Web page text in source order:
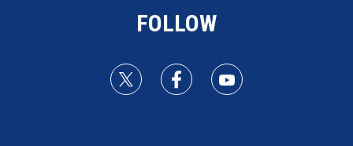
FOLLOW